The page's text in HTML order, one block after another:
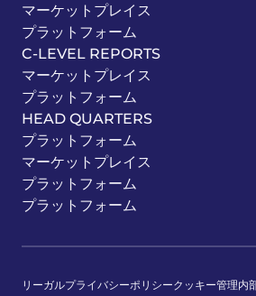
マーケットプレイス
プラットフォーム
C-LEVEL REPORTS
マーケットプレイス
プラットフォーム
HEAD QUARTERS
プラットフォーム
マーケットプレイス
プラットフォーム
プラットフォーム
リーガルプライバシーポリシークッキー管理内